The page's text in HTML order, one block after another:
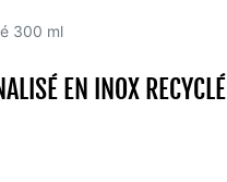
300 ml
EN INOX